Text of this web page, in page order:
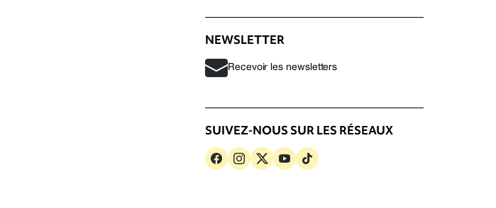
NEWSLETTER
Recevoir les newsletters
SUIVEZ-NOUS SUR LES RÉSEAUX